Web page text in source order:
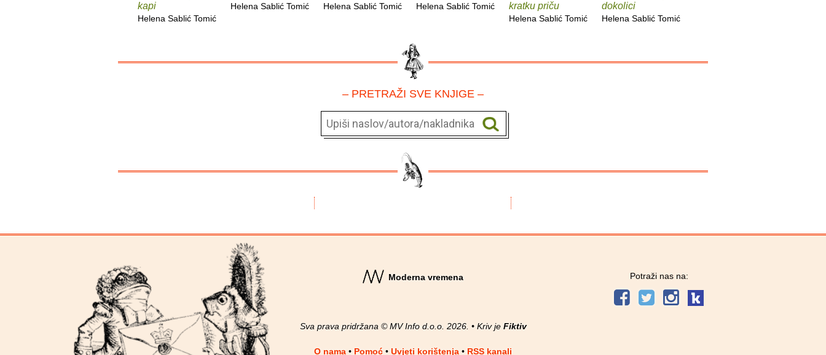
kapi
Helena Sablić Tomić
Helena Sablić Tomić Helena Sablić Tomić Helena Sablić Tomić
kratku priču
Helena Sablić Tomić
dokolici
Helena Sablić Tomić
– PRETRAŽI SVE KNJIGE –
Moderna vremena
Sva prava pridržana © MV Info d.o.o. 2026. • Kriv je Fiktiv
O nama • Pomoć • Uvjeti korištenja • RSS kanali
Potraži nas na: